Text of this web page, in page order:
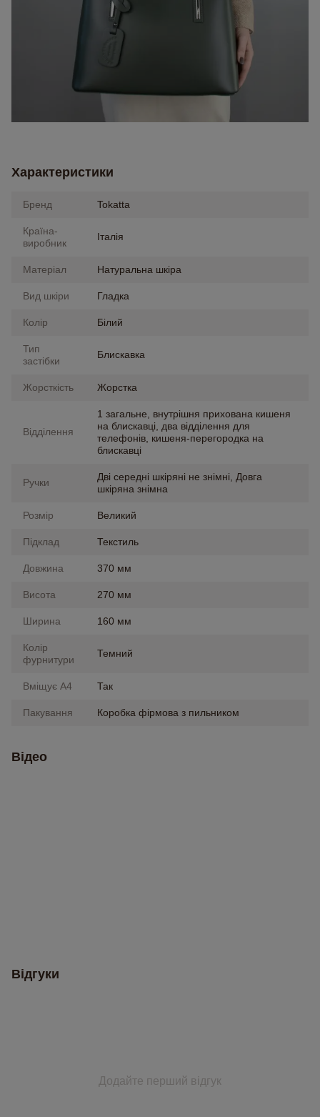
Характеристики
Бренд Tokatta
Країна-
виробник
Італія
Матеріал Натуральна шкіра
Вид шкіри Гладка
Колір Білий
Тип
застібки
Блискавка
Жорсткість Жорстка
Відділення
1 загальне, внутрішня прихована кишеня
на блискавці, два відділення для
телефонів, кишеня-перегородка на
блискавці
Ручки
Дві середні шкіряні не знімні, Довга
шкіряна знімна
Розмір Великий
Підклад Текстиль
Довжина 370 мм
Висота 270 мм
Ширина 160 мм
Колір
фурнитури
Темний
Вміщує А4 Так
Пакування Коробка фірмова з пильником
Відео
Відгуки
Додайте перший відгук